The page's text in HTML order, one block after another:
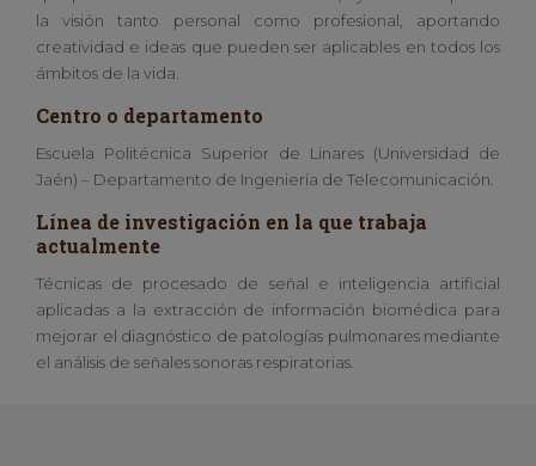
la visión tanto personal como profesional, aportando
creatividad e ideas que pueden ser aplicables en todos los
ámbitos de la vida.
Centro o departamento
Escuela Politécnica Superior de Linares (Universidad de
Jaén) – Departamento de Ingeniería de Telecomunicación.
Línea de investigación en la que trabaja
actualmente
Técnicas de procesado de señal e inteligencia artificial
aplicadas a la extracción de información biomédica para
mejorar el diagnóstico de patologías pulmonares mediante
el análisis de señales sonoras respiratorias.